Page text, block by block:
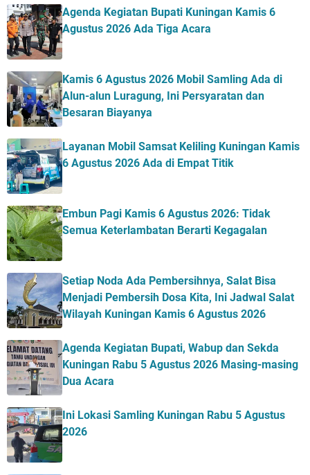
Agenda Kegiatan Bupati Kuningan Kamis 6
Agustus 2026 Ada Tiga Acara
Kamis 6 Agustus 2026 Mobil Samling Ada di
Alun-alun Luragung, Ini Persyaratan dan
Besaran Biayanya
Layanan Mobil Samsat Keliling Kuningan Kamis
6 Agustus 2026 Ada di Empat Titik
Embun Pagi Kamis 6 Agustus 2026: Tidak
Semua Keterlambatan Berarti Kegagalan
Setiap Noda Ada Pembersihnya, Salat Bisa
Menjadi Pembersih Dosa Kita, Ini Jadwal Salat
Wilayah Kuningan Kamis 6 Agustus 2026
Agenda Kegiatan Bupati, Wabup dan Sekda
Kuningan Rabu 5 Agustus 2026 Masing-masing
Dua Acara
Ini Lokasi Samling Kuningan Rabu 5 Agustus
2026